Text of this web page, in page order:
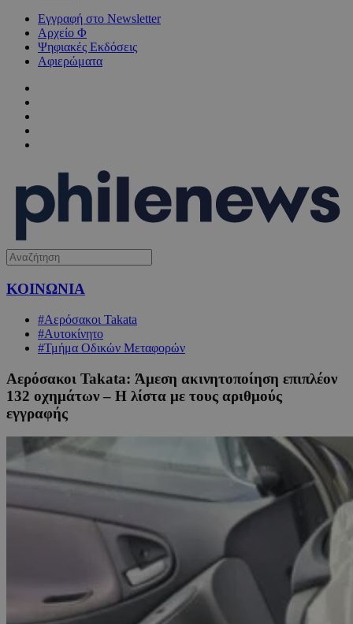
Εγγραφή στο Newsletter
Αρχείο Φ
Ψηφιακές Εκδόσεις
Αφιερώματα
ΚΟΙΝΩΝΙΑ
#Αερόσακοι Takata
#Αυτοκίνητο
#Τμήμα Οδικών Μεταφορών
Αερόσακοι Takata: Άμεση ακινητοποίηση επιπλέον
132 οχημάτων – Η λίστα με τους αριθμούς
εγγραφής